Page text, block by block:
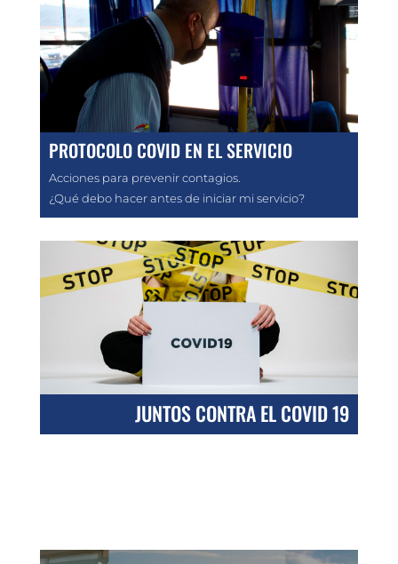
PROTOCOLO COVID EN EL SERVICIO
Acciones para prevenir contagios.
¿Qué debo hacer antes de iniciar mi servicio?
JUNTOS CONTRA EL COVID 19